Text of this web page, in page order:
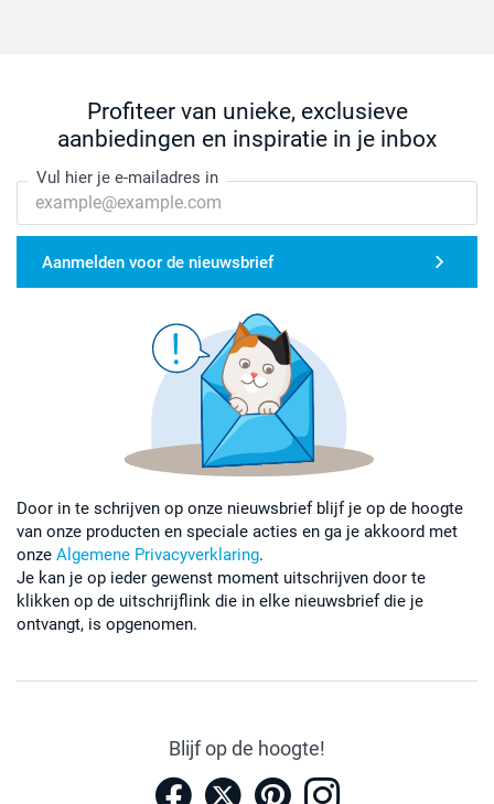
Profiteer van unieke, exclusieve
aanbiedingen en inspiratie in je inbox
Vul hier je e-mailadres in
Aanmelden voor de nieuwsbrief
Door in te schrijven op onze nieuwsbrief blijf je op de hoogte
van onze producten en speciale acties en ga je akkoord met
onze Algemene Privacyverklaring.
Je kan je op ieder gewenst moment uitschrijven door te
klikken op de uitschrijflink die in elke nieuwsbrief die je
ontvangt, is opgenomen.
Blijf op de hoogte!